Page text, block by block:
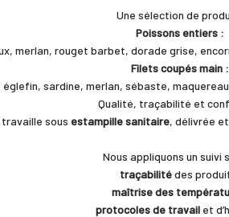
Une sélection de
Poissons entiers :
merlan, rouget barbet, dorade grise,
Filets coupés main :
églefin, sardine, merlan, sébaste,
Qualité, traçabilité et
sous estampille sanitaire, délivrée
Nous appliquons un suivi
traçabilitédes
maîtrise des
protocoles de travailet